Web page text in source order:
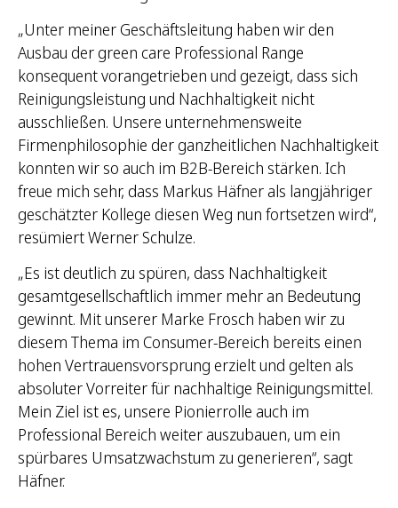
„Unter meiner Geschäftsleitung haben wir den
Ausbau der green care Professional Range
konsequent vorangetrieben und gezeigt, dass sich
Reinigungsleistung und Nachhaltigkeit nicht
ausschließen. Unsere unternehmensweite
Firmenphilosophie der ganzheitlichen Nachhaltigkeit
konnten wir so auch im B2B-Bereich stärken. Ich
freue mich sehr, dass Markus Häfner als langjähriger
geschätzter Kollege diesen Weg nun fortsetzen wird“,
resümiert Werner Schulze.
„Es ist deutlich zu spüren, dass Nachhaltigkeit
gesamtgesellschaftlich immer mehr an Bedeutung
gewinnt. Mit unserer Marke Frosch haben wir zu
diesem Thema im Consumer-Bereich bereits einen
hohen Vertrauensvorsprung erzielt und gelten als
absoluter Vorreiter für nachhaltige Reinigungsmittel.
Mein Ziel ist es, unsere Pionierrolle auch im
Professional Bereich weiter auszubauen, um ein
spürbares Umsatzwachstum zu generieren“, sagt
Häfner.